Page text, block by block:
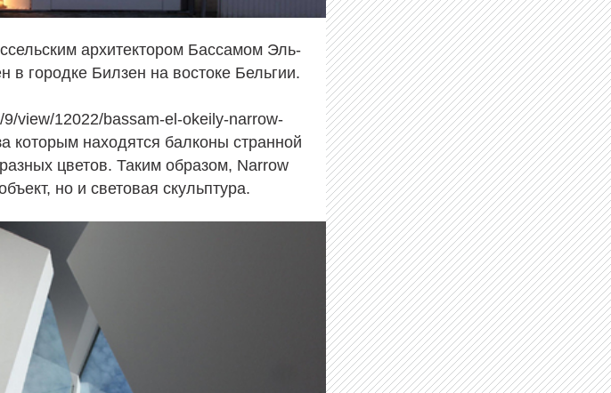
архитектором Бассамом Эль-
городке Билзен на востоке Бельгии.
view/12022/bassam-el-okeily-narrow-
которым находятся балконы странной
цветов. Таким образом, Narrow
но и световая скульптура.